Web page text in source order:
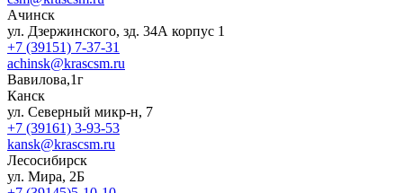
Ачинск
ул. Дзержинского, зд. 34А корпус 1
+7 (39151) 7-37-31
achinsk@krascsm.ru
Вавилова,1г
Канск
ул. Северный микр-н, 7
+7 (39161) 3-93-53
kansk@krascsm.ru
Лесосибирск
ул. Мира, 2Б